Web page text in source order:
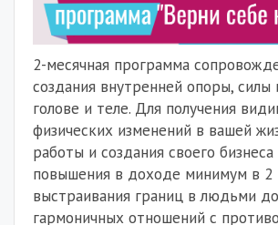
2-месячная программа
создания внутренней опоры, силы
голове и теле. Для получения
физических изменений в вашей
работы и создания своего
повышения в доходе минимум в 2
выстраивания границ в людьми
гармоничных отношений с